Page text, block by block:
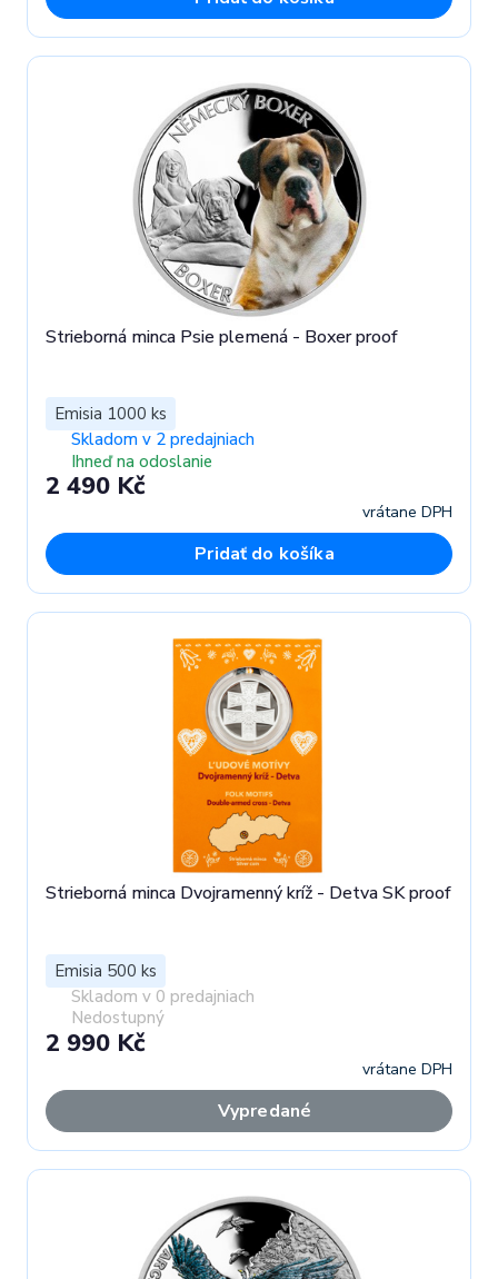
Strieborná minca Psie plemená - Boxer proof
Emisia 1000 ks
Skladom v 2 predajniach
Ihneď na odoslanie
2 490 Kč
vrátane DPH
Pridať do košíka
Strieborná minca Dvojramenný kríž - Detva SK proof
Emisia 500 ks
Skladom v 0 predajniach
Nedostupný
2 990 Kč
vrátane DPH
Vypredané